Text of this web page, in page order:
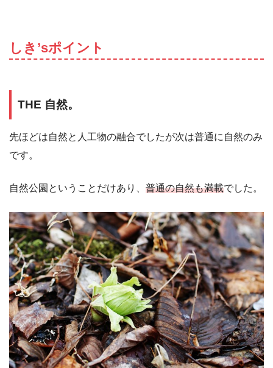
しき’sポイント
THE 自然。
先ほどは自然と人工物の融合でしたが次は普通に自然のみ
です。
自然公園ということだけあり、 普通の自然も満載でした。